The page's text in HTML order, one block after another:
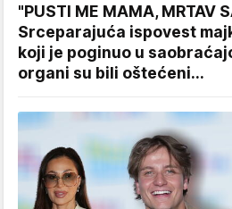
"PUSTI ME MAMA, MRTAV
Srceparajuća ispovest
koji je poginuo u
organi su bili oštećeni...